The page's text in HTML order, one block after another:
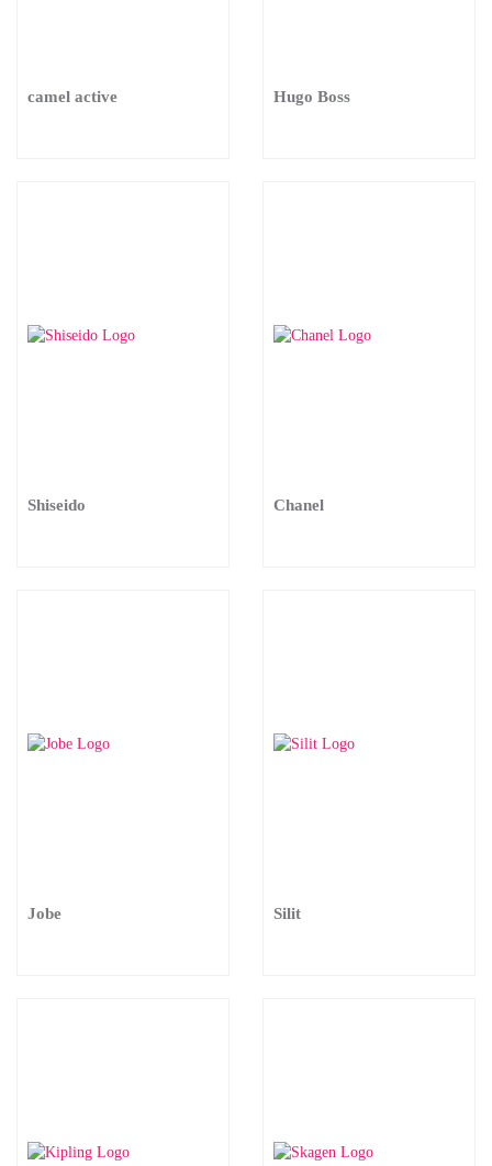
camel active Hugo Boss
Shiseido Chanel
Jobe Silit